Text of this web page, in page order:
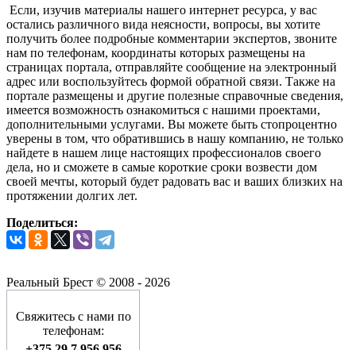
Если, изучив материалы нашего интернет ресурса, у вас
остались различного вида неясности, вопросы, вы хотите
получить более подробные комментарии экспертов, звоните
нам по телефонам, координаты которых размещены на
страницах портала, отправляйте сообщение на электронный
адрес или воспользуйтесь формой обратной связи. Также на
портале размещены и другие полезные справочные сведения,
имеется возможность ознакомиться с нашими проектами,
дополнительными услугами. Вы можете быть стопроцентно
уверены в том, что обратившись в нашу компанию, не только
найдете в нашем лице настоящих профессионалов своего
дела, но и сможете в самые короткие сроки возвести дом
своей мечты, который будет радовать вас и ваших близких на
протяжении долгих лет.
Поделиться:
Реальный Брест © 2008 - 2026
Свяжитесь с нами по
телефонам: